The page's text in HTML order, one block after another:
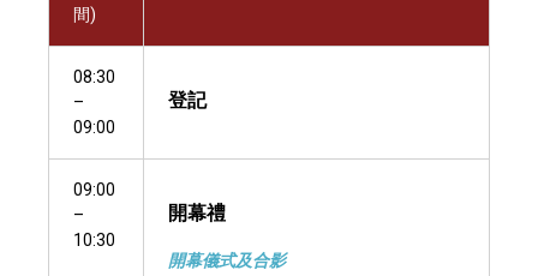
間)
08:30
–
09:00
登記
09:00
–
10:30
開幕禮
開幕儀式及合影